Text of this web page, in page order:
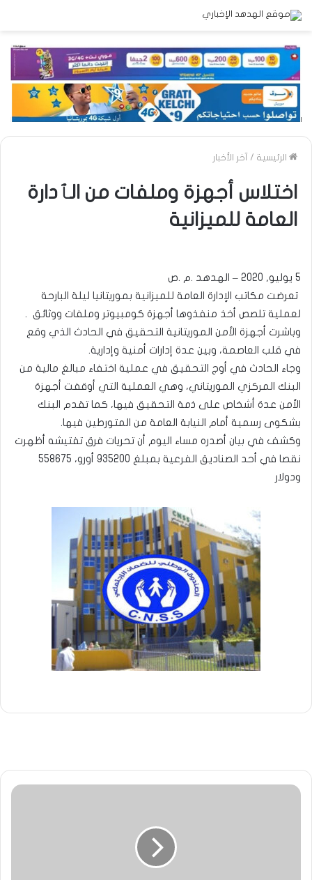
الرئيسية / آخر الأخبار
اختلاس أجهزة وملفات من الٱدارة
العامة للميزانية
5 يوليو, 2020 – الهدهد .م .ص
تعرضت مكاتب الإدارة العامة للميزانية بموريتانيا ليلة البارحة
لعملية تلصص أخذ منفذوها أجهزة كومبيوتر وملفات ووثائق .
وباشرت أجهزة الأمن الموريتانية التحقيق في الحادث الذي وقع
في قلب العاصمة، وبين عدة إدارات أمنية وإدارية.
وجاء الحادث في أوج التحقيق في عملية اختفاء مبالغ مالية من
البنك المركزي الموريتاني، وهي العملية التي أوقفت أجهزة
الأمن عدة أشخاص على ذمة التحقيق فيها، كما تقدم البنك
بشكوى رسمية أمام النيابة العامة من المتورطين فيها.
وكشف في بيان أصدره مساء اليوم أن تحريات فرق تفتيشه أظهرت
نقصا في أحد الصناديق الفرعية بمبلغ 935200 أورو، 558675
ودولار